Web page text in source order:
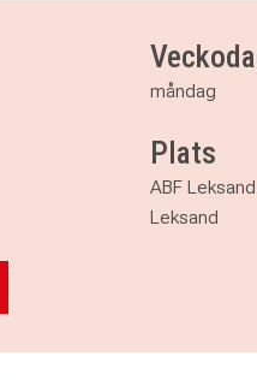
måndag
Plats
ABF
Leksand
reserv till Dragspel